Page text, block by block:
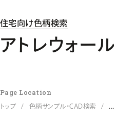
住宅向け色柄検索
アトレウォー
Page Location
トップ 色柄サンプル・CAD検索 ...